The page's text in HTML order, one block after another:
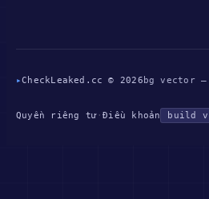
▸CheckLeaked.cc © 2026 bg vector
Quyền riêng tư ·Điều khoản build